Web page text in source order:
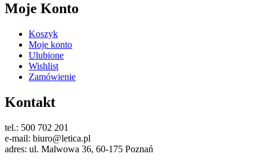
Moje Konto
Koszyk
Moje konto
Ulubione
Wishlist
Zamówienie
Kontakt
tel.: 500 702 201
e-mail: biuro@letica.pl
adres: ul. Malwowa 36, 60-175 Poznań